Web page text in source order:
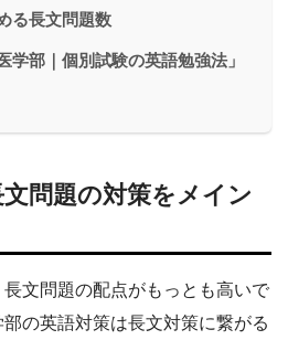
る長文問題数
学部｜個別試験の英語勉強法」
問題の対策をメイン
文問題の配点がもっとも高いで
の英語対策は長文対策に繋がる